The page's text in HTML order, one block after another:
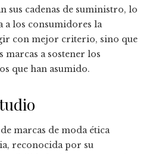
sus cadenas de suministro, lo
a los consumidores la
con mejor criterio, sino que
marcas a sostener los
que han asumido.
marcas de moda ética
reconocida por su